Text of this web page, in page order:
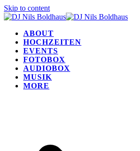
Skip to content
ABOUT
HOCHZEITEN
EVENTS
FOTOBOX
AUDIOBOX
MUSIK
MORE